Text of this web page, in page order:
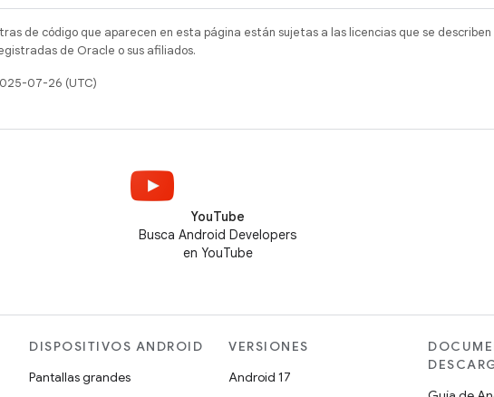
de código que aparecen en esta página están sujetas a las licencias que se describen
de Oracle o sus afiliados.
07-26 (UTC)
YouTube
Busca Android Developers
en YouTube
DISPOSITIVOS ANDROID
Pantallas grandes
VERSIONES
Android 17